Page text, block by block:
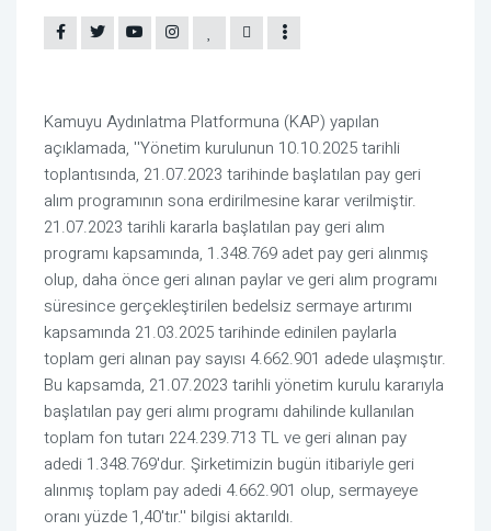
Kamuyu Aydınlatma Platformuna (KAP) yapılan
açıklamada, ''Yönetim kurulunun 10.10.2025 tarihli
toplantısında, 21.07.2023 tarihinde başlatılan pay geri
alım programının sona erdirilmesine karar verilmiştir.
21.07.2023 tarihli kararla başlatılan pay geri alım
programı kapsamında, 1.348.769 adet pay geri alınmış
olup, daha önce geri alınan paylar ve geri alım programı
süresince gerçekleştirilen bedelsiz sermaye artırımı
kapsamında 21.03.2025 tarihinde edinilen paylarla
toplam geri alınan pay sayısı 4.662.901 adede ulaşmıştır.
Bu kapsamda, 21.07.2023 tarihli yönetim kurulu kararıyla
başlatılan pay geri alımı programı dahilinde kullanılan
toplam fon tutarı 224.239.713 TL ve geri alınan pay
adedi 1.348.769'dur. Şirketimizin bugün itibariyle geri
alınmış toplam pay adedi 4.662.901 olup, sermayeye
oranı yüzde 1,40'tır.'' bilgisi aktarıldı.